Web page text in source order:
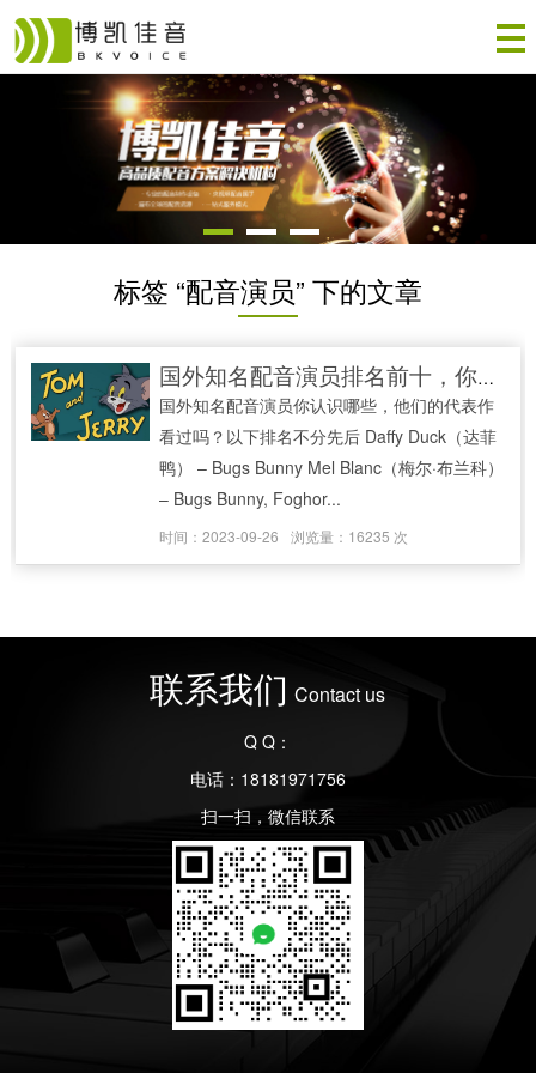
标签 “配音演员” 下的文章
国外知名配音演员排名前十，你知道他们的代表作吗
国外知名配音演员你认识哪些，他们的代表作
看过吗？以下排名不分先后 Daffy Duck（达菲
鸭） – Bugs Bunny Mel Blanc（梅尔·布兰科）
– Bugs Bunny, Foghor...
时间：2023-09-26 浏览量：16235 次
联系我们 Contact us
Q Q：
电话：18181971756
扫一扫，微信联系